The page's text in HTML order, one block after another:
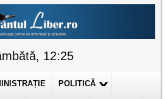
12:25
POLITICĂ